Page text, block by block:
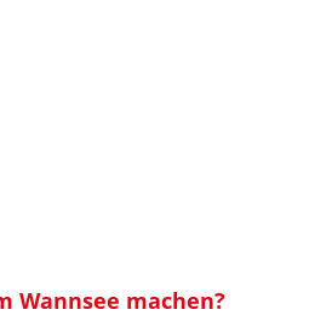
Wannsee machen?